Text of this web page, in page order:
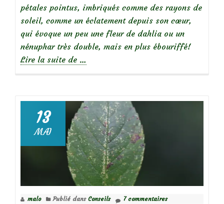
pétales pointus, imbriqués comme des rayons de
soleil, comme un éclatement depuis son cœur,
qui évoque un peu une fleur de dahlia ou un
nénuphar très double, mais en plus ébouriffé!
Lire la suite de
le
rosier
‘Paul
Transon’
…
13
MAI
malo Publié dans Conseils 7 commentaires